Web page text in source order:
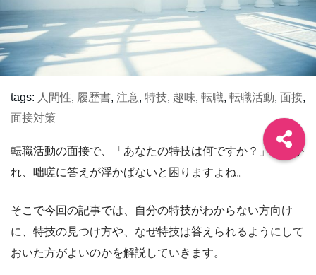
tags: 人間性, 履歴書, 注意, 特技, 趣味, 転職, 転職活動, 面接,
面接対策
転職活動の面接で、「あなたの特技は何ですか？」と聞か
れ、咄嗟に答えが浮かばないと困りますよね。
そこで今回の記事では、自分の特技がわからない方向け
に、特技の見つけ方や、なぜ特技は答えられるようにして
おいた方がよいのかを解説していきます。